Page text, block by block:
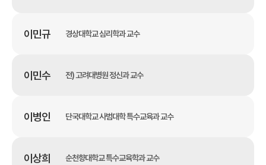
이민규 경상대학교 심리학과 교수
이민수 전) 고려대병원 정신과 교수
이병인 단국대학교 사범대학 특수교육과 교수
이상희 순천향대학교 특수교육학과 교수